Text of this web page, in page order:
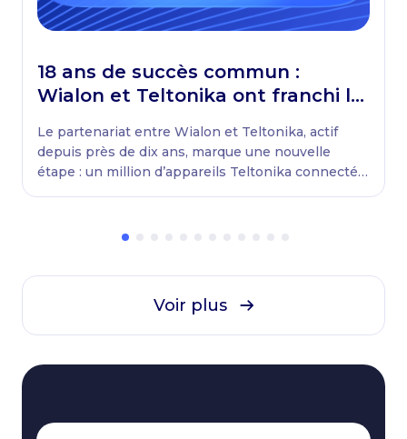
18 ans de succès commun :
Wialon et Teltonika ont franchi le
connectés à travers le monde
Le partenariat entre Wialon et Teltonika, actif
depuis près de dix ans, marque une nouvelle
étape : un million d’appareils Teltonika connectés
Voir plus